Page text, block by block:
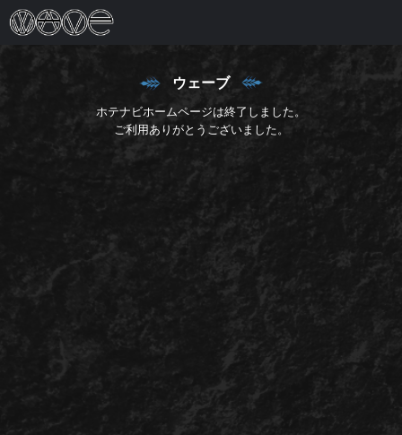
ウェーブ
ホテナビホームページは終了しました。
ご利用ありがとうございました。